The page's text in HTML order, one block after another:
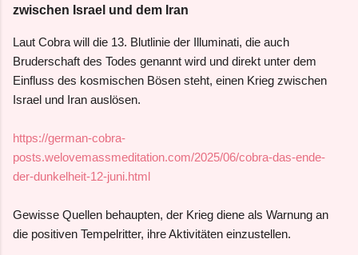
zwischen Israel und dem Iran
Laut Cobra will die 13. Blutlinie der Illuminati, die auch
Bruderschaft des Todes genannt wird und direkt unter dem
Einfluss des kosmischen Bösen steht, einen Krieg zwischen
Israel und Iran auslösen.
https://german-cobra-
posts.welovemassmeditation.com/2025/06/cobra-das-ende-
der-dunkelheit-12-juni.html
Gewisse Quellen behaupten, der Krieg diene als Warnung an
die positiven Tempelritter, ihre Aktivitäten einzustellen.